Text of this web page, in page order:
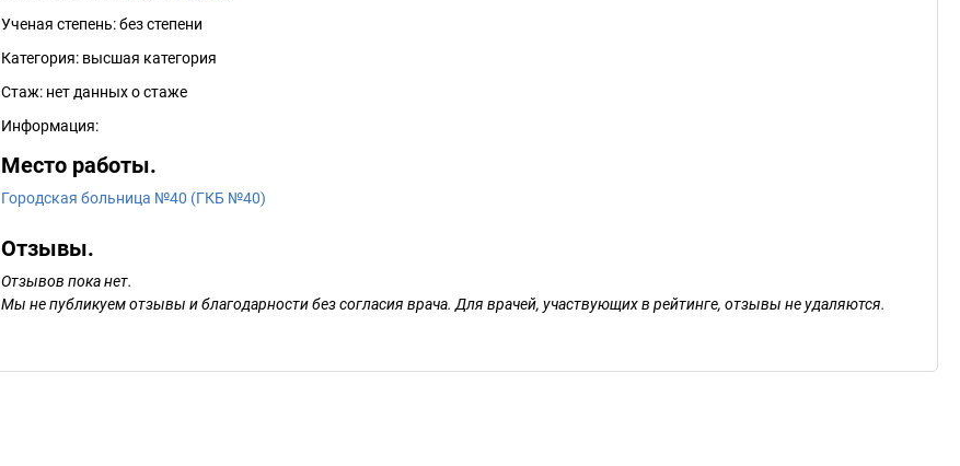
Ученая степень:без степени
Категория: высшая категория
Стаж: нет данных о стаже
Информация:
Место работы.
Городская больница №40 (ГКБ №40)
Отзывы.
Отзывов пока нет.
Мы не публикуем отзывы и благодарности без согласия врача. Для врачей, участвующих в рейтинге, отзывы не удаляются.